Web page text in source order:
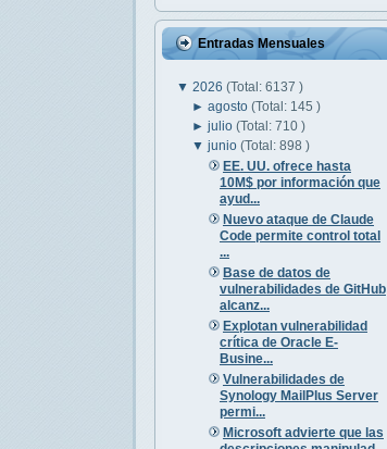
Entradas Mensuales
▼ 2026 (Total: 6137 )
►agosto(Total: 145 )
►julio(Total: 710 )
▼junio(Total: 898 )
EE. UU. ofrece hasta
10M$ por información que
ayud...
Nuevo ataque de Claude
Code permite control total
...
Base de datos de
vulnerabilidades de GitHub
alcanz...
Explotan vulnerabilidad
crítica de Oracle E-
Busine...
Vulnerabilidades de
Synology MailPlus Server
permi...
Microsoft advierte que las